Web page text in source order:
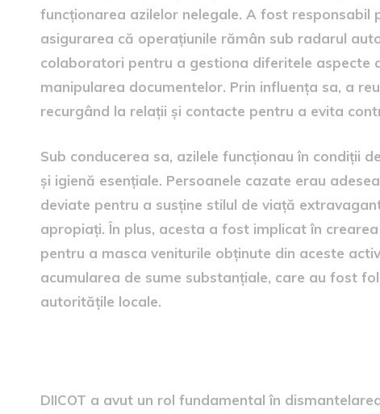
funcționarea azilelor nelegale. A fost
asigurarea că operațiunile rămân sub radarul
colaboratori pentru a gestiona diferitele aspecte
manipularea documentelor. Prin influența sa, a
recurgând la relații și contacte pentru a evita
Sub conducerea sa, azilele funcționau în condiții
și igienă esențiale. Persoanele cazate erau
deviate pentru a susține stilul de viață
apropiați. În plus, acesta a fost implicat în
pentru a masca veniturile obținute din aceste
acumularea de sume substanțiale, care au fost
autoritățile locale.
DIICOT a avut un rol fundamental în